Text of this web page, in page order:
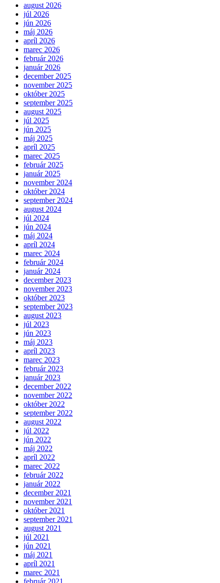
august 2026
júl 2026
jún 2026
máj 2026
apríl 2026
marec 2026
február 2026
január 2026
december 2025
november 2025
október 2025
september 2025
august 2025
júl 2025
jún 2025
máj 2025
apríl 2025
marec 2025
február 2025
január 2025
november 2024
október 2024
september 2024
august 2024
júl 2024
jún 2024
máj 2024
apríl 2024
marec 2024
február 2024
január 2024
december 2023
november 2023
október 2023
september 2023
august 2023
júl 2023
jún 2023
máj 2023
apríl 2023
marec 2023
február 2023
január 2023
december 2022
november 2022
október 2022
september 2022
august 2022
júl 2022
jún 2022
máj 2022
apríl 2022
marec 2022
február 2022
január 2022
december 2021
november 2021
október 2021
september 2021
august 2021
júl 2021
jún 2021
máj 2021
apríl 2021
marec 2021
február 2021